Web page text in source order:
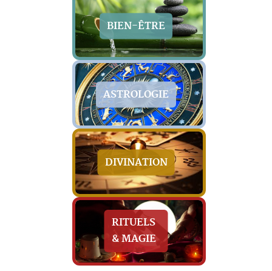
BIEN-ÊTRE
ASTROLOGIE
DIVINATION
RITUELS
& MAGIE